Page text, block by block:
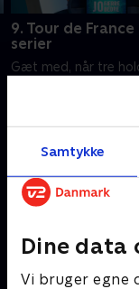
Samtykke
Dine data
Vi bruger egne
9. Tour de
serier
Gæt med, når tre
Andre så også